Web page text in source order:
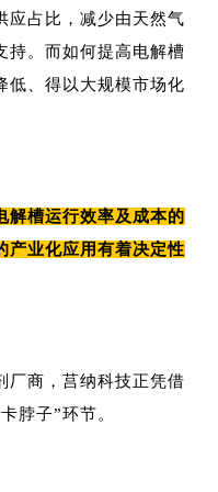
应占比，减少由天然气
。 而如何提高电解槽
低、得以大规模市场化
解槽运行效率及成本的
产业化应用有着决定性
厂商，莒纳科技正凭借
脖子”环节。